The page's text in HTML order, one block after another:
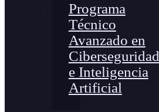
Programa
Técnico
Avanzado en
Ciberseguridad
e Inteligencia
Artificial